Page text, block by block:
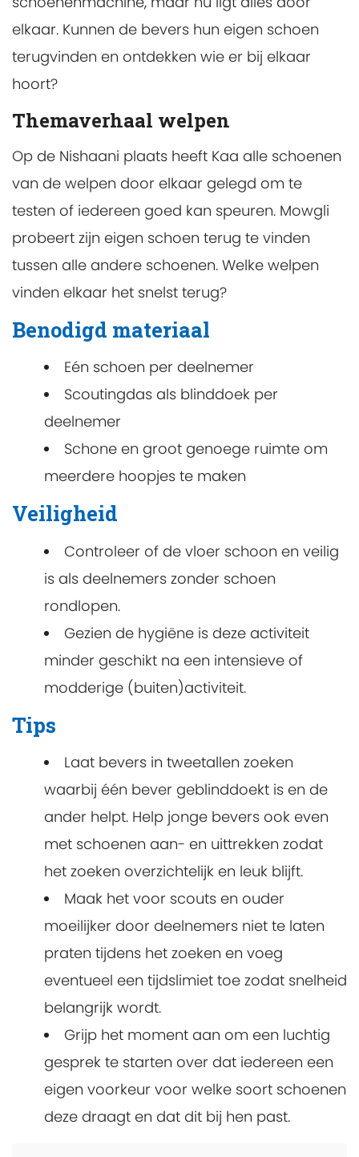
elkaar. Kunnen de bevers hun eigen schoen
terugvinden en ontdekken wie er bij elkaar
hoort?
Themaverhaal welpen
Op de Nishaani plaats heeft Kaa alle schoenen
van de welpen door elkaar gelegd om te
testen of iedereen goed kan speuren. Mowgli
probeert zijn eigen schoen terug te vinden
tussen alle andere schoenen. Welke welpen
vinden elkaar het snelst terug?
Benodigd materiaal
Eén schoen per deelnemer
Scoutingdas als blinddoek per
deelnemer
Schone en groot genoege ruimte om
meerdere hoopjes te maken
Veiligheid
Controleer of de vloer schoon en veilig
is als deelnemers zonder schoen
rondlopen.
Gezien de hygiëne is deze activiteit
minder geschikt na een intensieve of
modderige (buiten)activiteit.
Tips
Laat bevers in tweetallen zoeken
waarbij één bever geblinddoekt is en de
ander helpt. Help jonge bevers ook even
met schoenen aan- en uittrekken zodat
het zoeken overzichtelijk en leuk blijft.
Maak het voor scouts en ouder
moeilijker door deelnemers niet te laten
praten tijdens het zoeken en voeg
eventueel een tijdslimiet toe zodat snelheid
belangrijk wordt.
Grijp het moment aan om een luchtig
gesprek te starten over dat iedereen een
eigen voorkeur voor welke soort schoenen
deze draagt en dat dit bij hen past.